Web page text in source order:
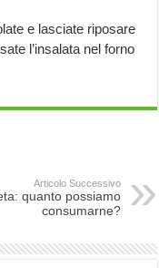
e lasciate riposare
l’insalata nel forno
Articolo Successivo
quanto possiamo
consumarne?